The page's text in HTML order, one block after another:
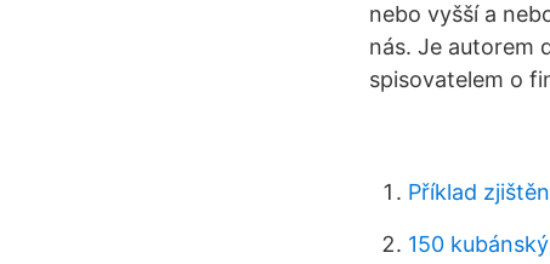
nebo vyšší a
nás. Je autorem
spisovatelem o
Příklad
150